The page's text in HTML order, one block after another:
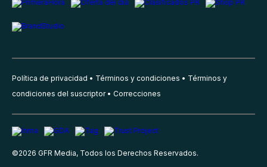
Política de privacidad Términos y condiciones
Términos y
condiciones del suscriptor
Correcciones
©2026 GFR Media, Todos los Derechos Reservados.